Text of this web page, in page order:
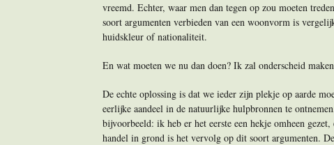
vreemd. Echter, waar men dan tegen op zou moeten
soort argumenten verbieden van een woonvorm is
huidskleur of nationaliteit.
En wat moeten we nu dan doen? Ik zal onderscheid
De echte oplossing is dat we ieder zijn plekje op aarde
eerlijke aandeel in de natuurlijke hulpbronnen te
bijvoorbeeld: ik heb er het eerste een hekje omheen
handel in grond is het vervolg op dit soort argumenten.